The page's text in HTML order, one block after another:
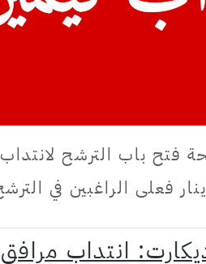
فتح باب الترشح
انتداب